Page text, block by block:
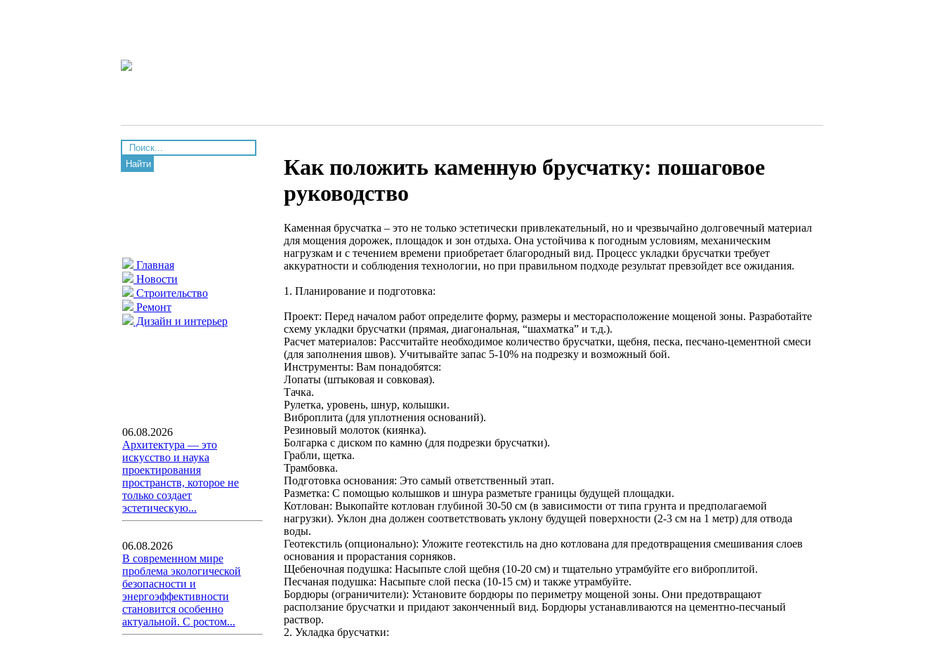
Найти
Главная
Новости
Строительство
Ремонт
Дизайн и интерьер
06.08.2026
Архитектура — это
искусство и наука
проектирования
пространств, которое не
только создает
эстетическую...
06.08.2026
В современном мире
проблема экологической
безопасности и
энергоэффективности
становится особенно
актуальной. С ростом...
Как положить каменную брусчатку: пошаговое
руководство
Каменная брусчатка – это не только эстетически привлекательный, но и чрезвычайно долговечный материал
для мощения дорожек, площадок и зон отдыха. Она устойчива к погодным условиям, механическим
нагрузкам и с течением времени приобретает благородный вид. Процесс укладки брусчатки требует
аккуратности и соблюдения технологии, но при правильном подходе результат превзойдет все ожидания.
1. Планирование и подготовка:
Проект: Перед началом работ определите форму, размеры и месторасположение мощеной зоны. Разработайте
схему укладки брусчатки (прямая, диагональная, “шахматка” и т.д.).
Расчет материалов: Рассчитайте необходимое количество брусчатки, щебня, песка, песчано-цементной смеси
(для заполнения швов). Учитывайте запас 5-10% на подрезку и возможный бой.
Инструменты: Вам понадобятся:
Лопаты (штыковая и совковая).
Тачка.
Рулетка, уровень, шнур, колышки.
Виброплита (для уплотнения оснований).
Резиновый молоток (киянка).
Болгарка с диском по камню (для подрезки брусчатки).
Грабли, щетка.
Трамбовка.
Подготовка основания: Это самый ответственный этап.
Разметка: С помощью колышков и шнура разметьте границы будущей площадки.
Котлован: Выкопайте котлован глубиной 30-50 см (в зависимости от типа грунта и предполагаемой
нагрузки). Уклон дна должен соответствовать уклону будущей поверхности (2-3 см на 1 метр) для отвода
воды.
Геотекстиль (опционально): Уложите геотекстиль на дно котлована для предотвращения смешивания слоев
основания и прорастания сорняков.
Щебеночная подушка: Насыпьте слой щебня (10-20 см) и тщательно утрамбуйте его виброплитой.
Песчаная подушка: Насыпьте слой песка (10-15 см) и также утрамбуйте.
Бордюры (ограничители): Установите бордюры по периметру мощеной зоны. Они предотвращают
расползание брусчатки и придают законченный вид. Бордюры устанавливаются на цементно-песчаный
раствор.
2. Укладка брусчатки: